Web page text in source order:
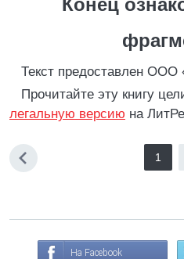
Конец
Текст предоставлен ООО
Прочитайте эту книгу
легальную версию на
1
На Facebook